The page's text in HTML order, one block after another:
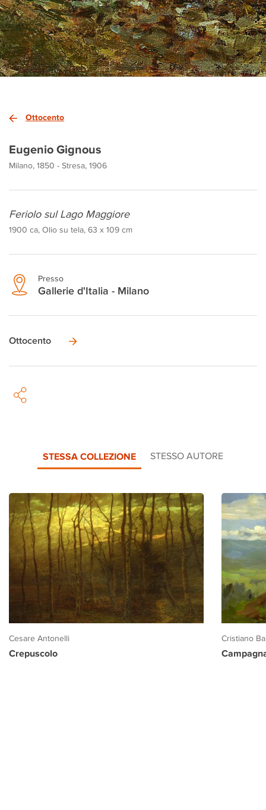
Ottocento
Eugenio Gignous
Milano, 1850 - Stresa, 1906
Feriolo sul Lago Maggiore
1900 ca, Olio su tela, 63 x 109 cm
Presso
Gallerie d'Italia - Milano
Ottocento
STESSA COLLEZIONE STESSO AUTORE
Cesare Antonelli
Crepuscolo
Cristiano